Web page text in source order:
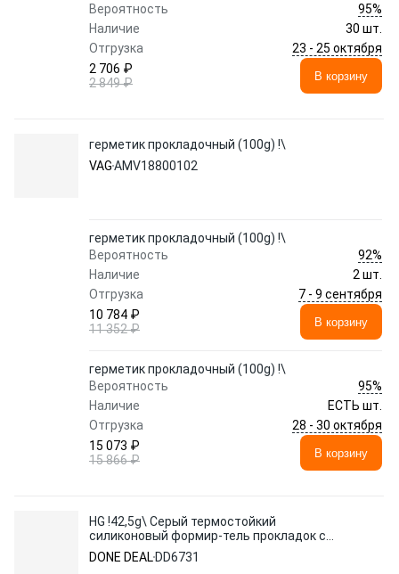
Вероятность
95%
Наличие
30 шт.
Отгрузка
23 - 25 октября
2 706 ₽
2 849 ₽
В корзину
герметик прокладочный (100g) !\
VAGAMV18800102
герметик прокладочный (100g) !\
Вероятность
92%
Наличие
2 шт.
Отгрузка
7 - 9 сентября
10 784 ₽
11 352 ₽
В корзину
герметик прокладочный (100g) !\
Вероятность
95%
Наличие
ЕСТЬ шт.
Отгрузка
28 - 30 октября
15 073 ₽
15 866 ₽
В корзину
HG !42,5g\ Серый термостойкий
силиконовый формир-тель прокладок с
медью для вып. коллектор.
DONE DEAL DD6731